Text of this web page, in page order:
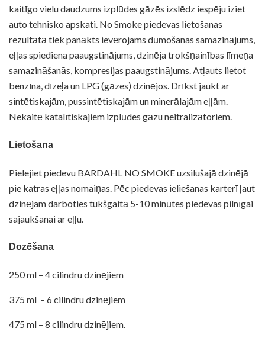
kaitīgo vielu daudzums izplūdes gāzēs izslēdz iespēju iziet
auto tehnisko apskati. No Smoke piedevas lietošanas
rezultātā tiek panākts ievērojams dūmošanas samazinājums,
eļļas spiediena paaugstinājums, dzinēja trokšņainības līmeņa
samazināšanās, kompresijas paaugstinājums. Atļauts lietot
benzīna, dīzeļa un LPG (gāzes) dzinējos. Drīkst jaukt ar
sintētiskajām, pussintētiskajām un minerālajām eļļām.
Nekaitē katalītiskajiem izplūdes gāzu neitralizātoriem.
Lietošana
Pielejiet piedevu BARDAHL NO SMOKE uzsilušajā dzinējā
pie katras eļļas nomaiņas. Pēc piedevas ieliešanas karterī ļaut
dzinējam darboties tukšgaitā 5-10 minūtes piedevas pilnīgai
sajaukšanai ar eļļu.
Dozēšana
250 ml – 4 cilindru dzinējiem
375 ml – 6 cilindru dzinējiem
475 ml – 8 cilindru dzinējiem.
Drošības datu lapa